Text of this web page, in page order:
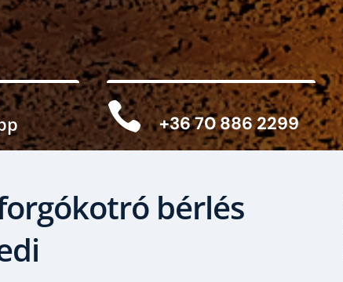
 +36 70 886 2299
bérlés